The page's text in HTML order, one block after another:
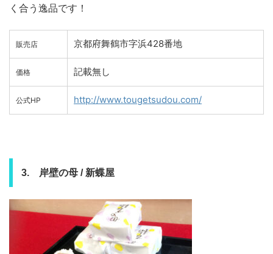
く合う逸品です！
販売店 京都府舞鶴市字浜428番地
価格 記載無し
公式HP http://www.tougetsudou.com/
3. 岸壁の母 / 新蝶屋